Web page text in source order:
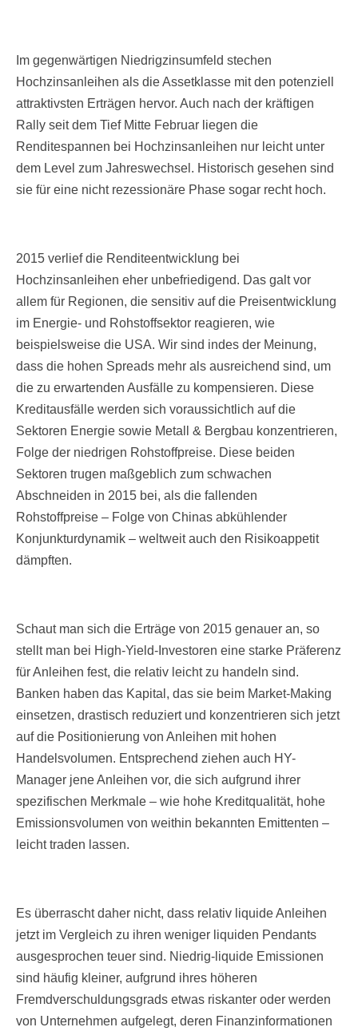
Im gegenwärtigen Niedrigzinsumfeld stechen
Hochzinsanleihen als die Assetklasse mit den potenziell
attraktivsten Erträgen hervor. Auch nach der kräftigen
Rally seit dem Tief Mitte Februar liegen die
Renditespannen bei Hochzinsanleihen nur leicht unter
dem Level zum Jahreswechsel. Historisch gesehen sind
sie für eine nicht rezessionäre Phase sogar recht hoch.
2015 verlief die Renditeentwicklung bei
Hochzinsanleihen eher unbefriedigend. Das galt vor
allem für Regionen, die sensitiv auf die Preisentwicklung
im Energie- und Rohstoffsektor reagieren, wie
beispielsweise die USA. Wir sind indes der Meinung,
dass die hohen Spreads mehr als ausreichend sind, um
die zu erwartenden Ausfälle zu kompensieren. Diese
Kreditausfälle werden sich voraussichtlich auf die
Sektoren Energie sowie Metall & Bergbau konzentrieren,
Folge der niedrigen Rohstoffpreise. Diese beiden
Sektoren trugen maßgeblich zum schwachen
Abschneiden in 2015 bei, als die fallenden
Rohstoffpreise – Folge von Chinas abkühlender
Konjunkturdynamik – weltweit auch den Risikoappetit
dämpften.
Schaut man sich die Erträge von 2015 genauer an, so
stellt man bei High-Yield-Investoren eine starke Präferenz
für Anleihen fest, die relativ leicht zu handeln sind.
Banken haben das Kapital, das sie beim Market-Making
einsetzen, drastisch reduziert und konzentrieren sich jetzt
auf die Positionierung von Anleihen mit hohen
Handelsvolumen. Entsprechend ziehen auch HY-
Manager jene Anleihen vor, die sich aufgrund ihrer
spezifischen Merkmale – wie hohe Kreditqualität, hohe
Emissionsvolumen von weithin bekannten Emittenten –
leicht traden lassen.
Es überrascht daher nicht, dass relativ liquide Anleihen
jetzt im Vergleich zu ihren weniger liquiden Pendants
ausgesprochen teuer sind. Niedrig-liquide Emissionen
sind häufig kleiner, aufgrund ihres höheren
Fremdverschuldungsgrads etwas riskanter oder werden
von Unternehmen aufgelegt, deren Finanzinformationen